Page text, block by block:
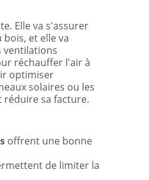
Elle va s'assurer
et elle va
ventilations
réchauffer l'air à
optimiser
solaires ou les
sa facture.
offrent une bonne
de limiter la